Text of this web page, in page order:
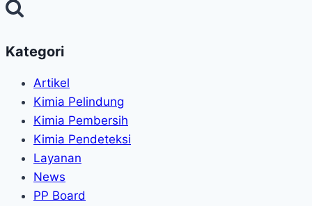
Kategori
Artikel
Kimia Pelindung
Kimia Pembersih
Kimia Pendeteksi
Layanan
News
PP Board